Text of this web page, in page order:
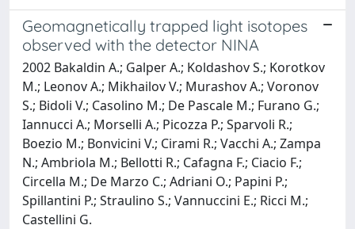
Geomagnetically trapped light isotopes
observed with the detector NINA
2002 Bakaldin A.; Galper A.; Koldashov S.; Korotkov
M.; Leonov A.; Mikhailov V.; Murashov A.; Voronov
S.; Bidoli V.; Casolino M.; De Pascale M.; Furano G.;
Iannucci A.; Morselli A.; Picozza P.; Sparvoli R.;
Boezio M.; Bonvicini V.; Cirami R.; Vacchi A.; Zampa
N.; Ambriola M.; Bellotti R.; Cafagna F.; Ciacio F.;
Circella M.; De Marzo C.; Adriani O.; Papini P.;
Spillantini P.; Straulino S.; Vannuccini E.; Ricci M.;
Castellini G.